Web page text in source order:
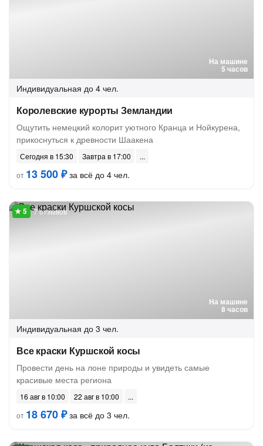
На машине
5 часов
Индивидуальная до 4 чел.
Королевские курорты Земландии
Ощутить немецкий колорит уютного Кранца и Нойкурена,
прикоснуться к древности Шаакена
Сегодня в 15:30
Завтра в 17:00
от 13 500 ₽за всё до 4 чел.
На машине
8 часов
7 отзывов
Индивидуальная до 3 чел.
Все краски Куршской косы
Провести день на лоне природы и увидеть самые
красивые места региона
16 авг в 10:00
22 авг в 10:00
от 18 670 ₽за всё до 3 чел.